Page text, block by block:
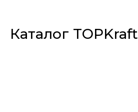
Каталог TOPKraft